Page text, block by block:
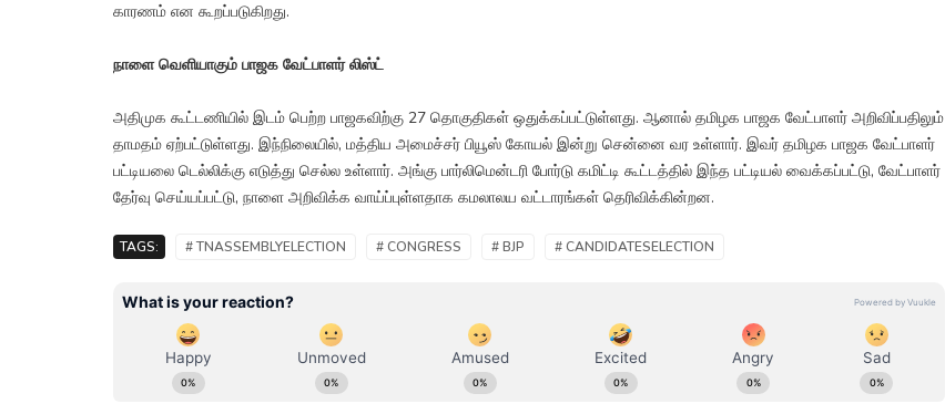
காரணம் என கூறப்படுகிறது.
நாளை வெளியாகும் பாஜக வேட்பாளர் லிஸ்ட்
அதிமுக கூட்டணியில் இடம் பெற்ற பாஜகவிற்கு 27 தொகுதிகள் ஒதுக்கப்பட்டுள்ளது. ஆனால் தமிழக பாஜக வேட்பாளர் அறிவிப்பதிலும்
தாமதம் ஏற்பட்டுள்ளது. இந்நிலையில், மத்திய அமைச்சர் பியூஸ் கோயல் இன்று சென்னை வர உள்ளார். இவர் தமிழக பாஜக வேட்பாளர்
பட்டியலை டெல்லிக்கு எடுத்து செல்ல உள்ளார். அங்கு பார்லிமென்டரி போர்டு கமிட்டி கூட்டத்தில் இந்த பட்டியல் வைக்கப்பட்டு, வேட்பாளர்
தேர்வு செய்யப்பட்டு, நாளை அறிவிக்க வாய்ப்புள்ளதாக கமலாலய வட்டாரங்கள் தெரிவிக்கின்றன.
TAGS: # TNASSEMBLYELECTION # CONGRESS # BJP # CANDIDATESELECTION